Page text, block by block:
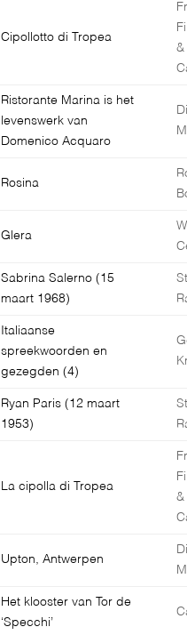
Cipollotto di Tropea
&
Ristorante Marina is het
levenswerk van
Domenico Acquaro
Rosina
Glera
Sabrina Salerno (15
maart 1968)
Italiaanse
spreekwoorden en
gezegden (4)
Ryan Paris (12 maart
1953)
La cipolla di Tropea
&
Upton, Antwerpen
Het klooster van Tor de
‘Specchi’